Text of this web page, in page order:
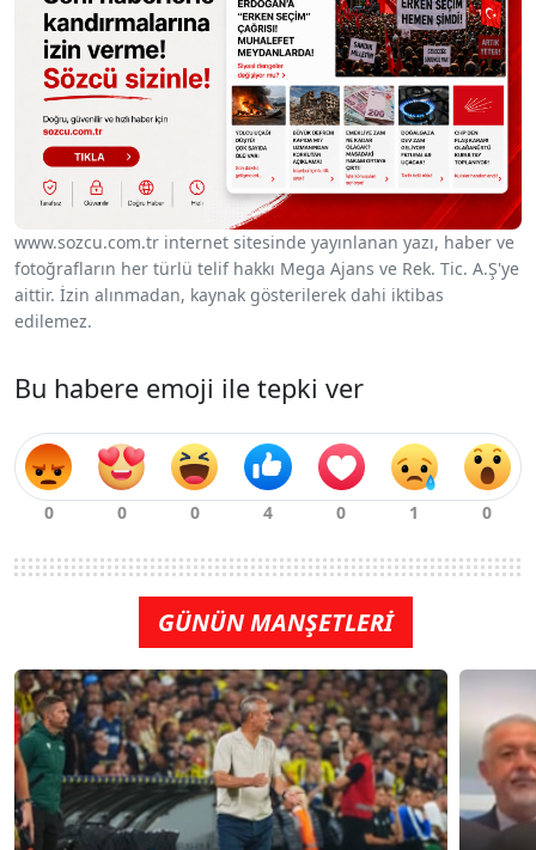
www.sozcu.com.tr internet sitesinde yayınlanan yazı, haber ve
fotoğrafların her türlü telif hakkı Mega Ajans ve Rek. Tic. A.Ş'ye
aittir. İzin alınmadan, kaynak gösterilerek dahi iktibas
edilemez.
Bu habere emoji ile tepki ver
GÜNÜN MANŞETLERİ